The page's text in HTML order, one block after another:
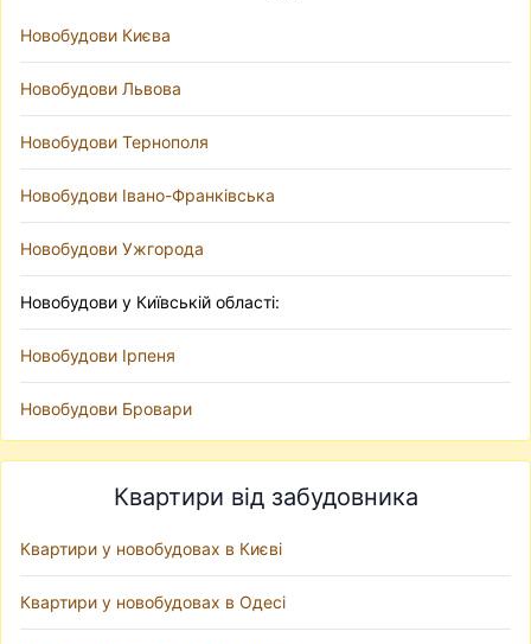
Новобудови Києва
Новобудови Львова
Новобудови Тернополя
Новобудови Івано-Франківська
Новобудови Ужгорода
Новобудови у Київській області:
Новобудови Ірпеня
Новобудови Бровари
Квартири від забудовника
Квартири у новобудовах в Києві
Квартири у новобудовах в Одесі